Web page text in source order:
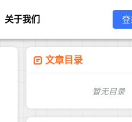
关于我们 登
文章目录
暂无目录